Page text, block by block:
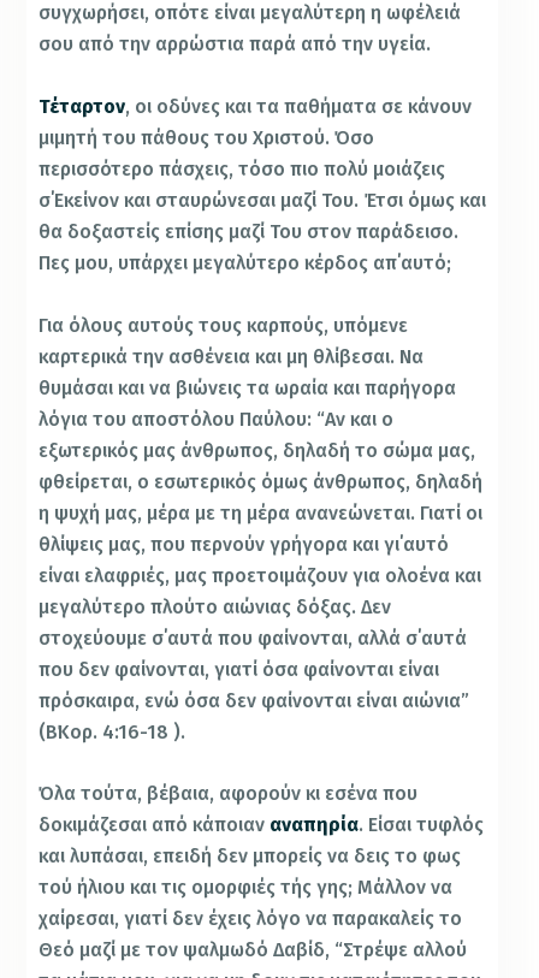
συγχωρήσει, οπότε είναι μεγαλύτερη η ωφέλειά
σου από την αρρώστια παρά από την υγεία.
Τέταρτον, οι οδύνες και τα παθήματα σε κάνουν
μιμητή του πάθους του Χριστού. Όσο
περισσότερο πάσχεις, τόσο πιο πολύ μοιάζεις
σ΄Εκείνον και σταυρώνεσαι μαζί Του. Έτσι όμως και
θα δοξαστείς επίσης μαζί Του στον παράδεισο.
Πες μου, υπάρχει μεγαλύτερο κέρδος απ΄αυτό;
Για όλους αυτούς τους καρπούς, υπόμενε
καρτερικά την ασθένεια και μη θλίβεσαι. Να
θυμάσαι και να βιώνεις τα ωραία και παρήγορα
λόγια του αποστόλου Παύλου: “Αν και ο
εξωτερικός μας άνθρωπος, δηλαδή το σώμα μας,
φθείρεται, ο εσωτερικός όμως άνθρωπος, δηλαδή
η ψυχή μας, μέρα με τη μέρα ανανεώνεται. Γιατί οι
θλίψεις μας, που περνούν γρήγορα και γι΄αυτό
είναι ελαφριές, μας προετοιμάζουν για ολοένα και
μεγαλύτερο πλούτο αιώνιας δόξας. Δεν
στοχεύουμε σ΄αυτά που φαίνονται, αλλά σ΄αυτά
που δεν φαίνονται, γιατί όσα φαίνονται είναι
πρόσκαιρα, ενώ όσα δεν φαίνονται είναι αιώνια”
(Β΄Κορ. 4:16-18 ).
Όλα τούτα, βέβαια, αφορούν κι εσένα που
δοκιμάζεσαι από κάποιαν αναπηρία. Είσαι τυφλός
και λυπάσαι, επειδή δεν μπορείς να δεις το φως
τού ήλιου και τις ομορφιές τής γης; Μάλλον να
χαίρεσαι, γιατί δεν έχεις λόγο να παρακαλείς το
Θεό μαζί με τον ψαλμωδό Δαβίδ, “Στρέψε αλλού